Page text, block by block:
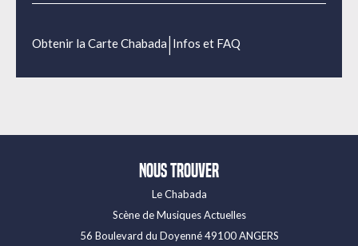
Obtenir la Carte Chabada| Infos et FAQ
Nous trouver
Le Chabada
Scène de Musiques Actuelles
56 Boulevard du Doyenné 49100 ANGERS